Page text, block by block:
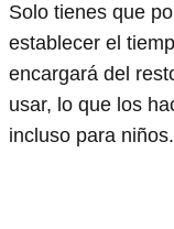
Solo tienes que
establecer el
encargará del
usar, lo que los
incluso para niños.